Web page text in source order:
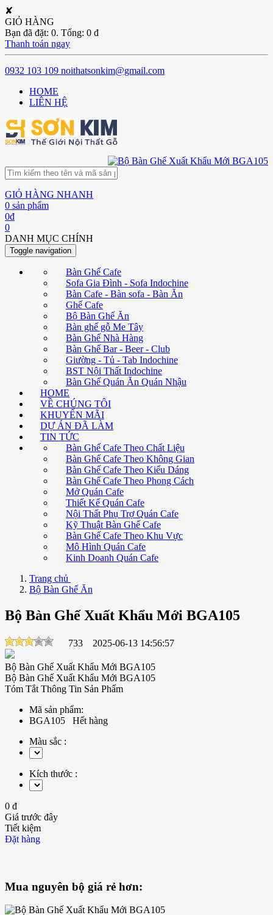
✘
GIỎ HÀNG
Bạn đã đặt: 0. Tổng: 0 đ
Thanh toán ngay
0932 103 109 noithatsonkim@gmail.com
HOME
LIÊN HỆ
GIỎ HÀNG NHANH
0 sản phẩm
0đ
0
DANH MỤC CHÍNH
Toggle navigation
Bàn Ghế Cafe
Sofa Gia Đình - Sofa Indochine
Bàn Cafe - Bàn sofa - Bàn Ăn
Ghế Cafe
Bộ Bàn Ghế Ăn
Bàn ghế gỗ Me Tây
Bàn Ghế Nhà Hàng
Bàn Ghế Bar - Beer - Club
Giường - Tủ - Tab Indochine
BST Nội Thất Indochine
Bàn Ghế Quán Ăn Quán Nhậu
HOME
VỀ CHÚNG TÔI
KHUYẾN MÃI
DỰ ÁN ĐÃ LÀM
TIN TỨC
Bàn Ghế Cafe Theo Chất Liệu
Bàn Ghế Cafe Theo Không Gian
Bàn Ghế Cafe Theo Kiểu Dáng
Bàn Ghế Cafe Theo Phong Cách
Mở Quán Cafe
Thiết Kế Quán Cafe
Nội Thất Phụ Trợ Quán Cafe
Kỹ Thuật Bàn Ghế Cafe
Bàn Ghế Cafe Theo Khu Vực
Mô Hình Quán Cafe
Kinh Doanh Quán Cafe
Trang chủ
Bộ Bàn Ghế Ăn
Bộ Bàn Ghế Xuất Khẩu Mới BGA105
733 2025-06-13 14:56:57
Bộ Bàn Ghế Xuất Khẩu Mới BGA105
Bộ Bàn Ghế Xuất Khẩu Mới BGA105
Tóm Tắt Thông Tin Sản Phẩm
Mã sản phẩm:
BGA105 Hết hàng
Màu sắc :
Kích thước :
0 đ
Giá trước đây
Tiết kiệm
Đặt hàng
Mua nguyên bộ giá rẻ hơn: